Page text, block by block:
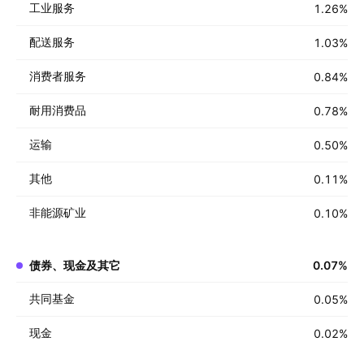
工业服务 1.26%
配送服务 1.03%
消费者服务 0.84%
耐用消费品 0.78%
运输 0.50%
其他 0.11 %
非能源矿业 0.10%
债券、现金及其它 0.07%
共同基金 0.05%
现金 0.02%